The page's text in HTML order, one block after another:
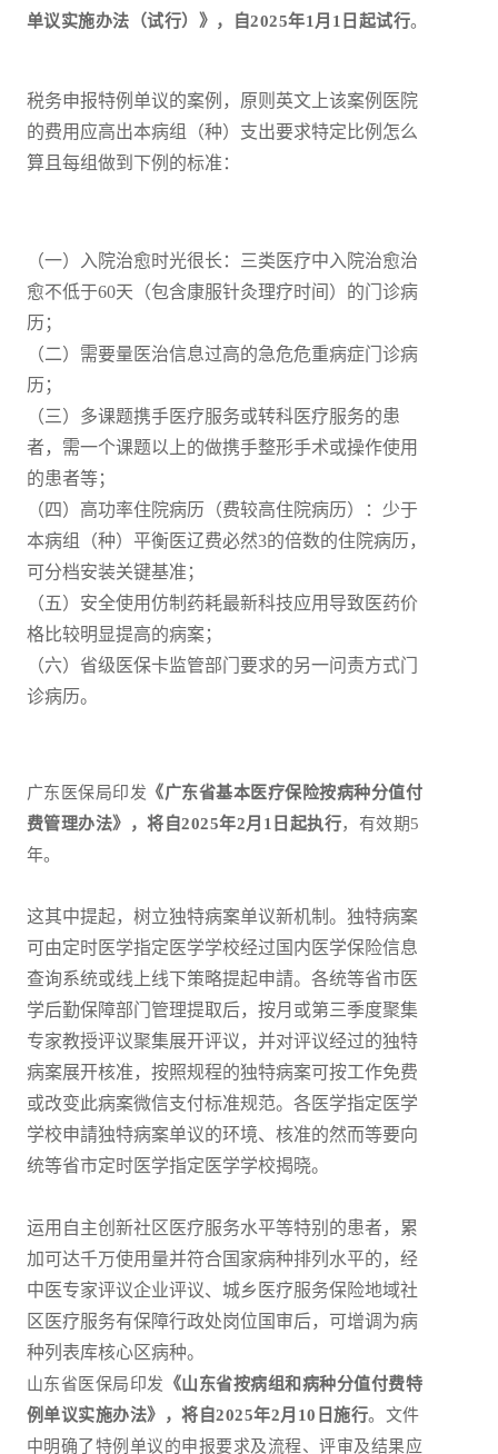
单议实施办法（试行）》，自2025年1月1日起试行。
税务申报特例单议的案例，原则英文上该案例医院
的费用应高出本病组（种）支出要求特定比例怎么
算且每组做到下例的标准：
（一）入院治愈时光很长：三类医疗中入院治愈治
愈不低于60天（包含康服针灸理疗时间）的门诊病
历；
（二）需要量医治信息过高的急危危重病症门诊病
历；
（三）多课题携手医疗服务或转科医疗服务的患
者，需一个课题以上的做携手整形手术或操作使用
的患者等；
（四）高功率住院病历（费较高住院病历）：少于
本病组（种）平衡医辽费必然3的倍数的住院病历，
可分档安装关键基准；
（五）安全使用仿制药耗最新科技应用导致医药价
格比较明显提高的病案；
（六）省级医保卡监管部门要求的另一问责方式门
诊病历。
广东医保局印发 《广东省基本医疗保险按病种分值付
费管理办法》，将自2025年2月1日起执行，有效期5
年。
这其中提起，树立独特病案单议新机制。独特病案
可由定时医学指定医学学校经过国内医学保险信息
查询系统或线上线下策略提起申請。各统等省市医
学后勤保障部门管理提取后，按月或第三季度聚集
专家教授评议聚集展开评议，并对评议经过的独特
病案展开核准，按照规程的独特病案可按工作免费
或改变此病案微信支付标准规范。各医学指定医学
学校申請独特病案单议的环境、核准的然而等要向
统等省市定时医学指定医学学校揭晓。
运用自主创新社区医疗服务水平等特别的患者，累
加可达千万使用量并符合国家病种排列水平的，经
中医专家评议企业评议、城乡医疗服务保险地域社
区医疗服务有保障行政处岗位国审后，可增调为病
种列表库核心区病种。
山东省医保局印发
《山东省按病组和病种分值付费特
例单议实施办法》，将自2025年2月10日施行。文件
中明确了特例单议的申报要求及流程、评审及结果应